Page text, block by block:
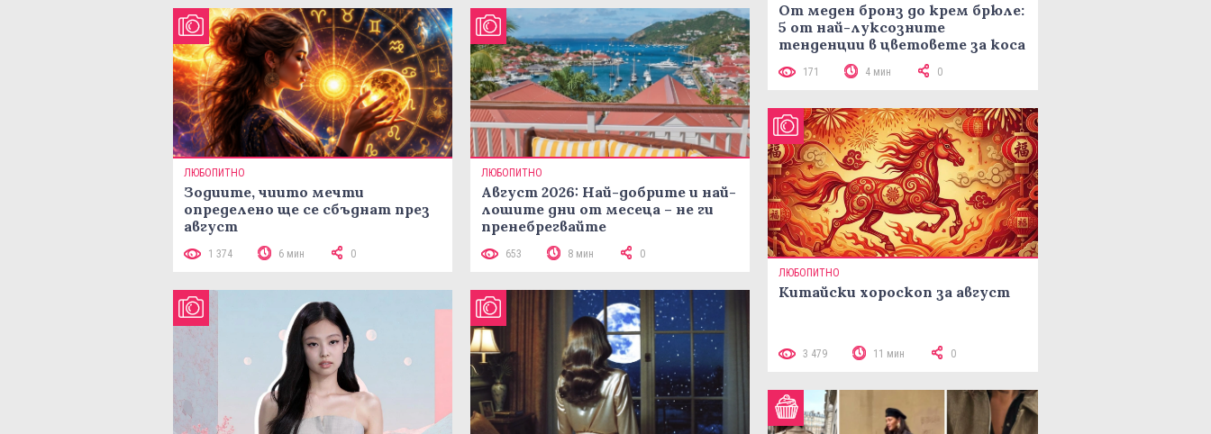
ЛЮБОПИТНО
Зодиите, чиито мечти
определено ще се сбъднат през
август
1 374 6 мин 0
ЛЮБОПИТНО
Август 2026: Най-добрите и най-
лошите дни от месеца – не ги
пренебрегвайте
653 8 мин 0
От меден бронз до крем брюле:
5 от най-луксозните
тенденции в цветовете за коса
в края на лятото
171 4 мин 0
ЛЮБОПИТНО
Китайски хороскоп за август
3 479 11 мин 0